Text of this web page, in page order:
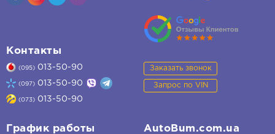
Контакты
(095) 013-50-90
(097) 013-50-90
(073) 013-50-90
Заказать звонок
Запрос по VIN
График работы AutoBum.com.ua